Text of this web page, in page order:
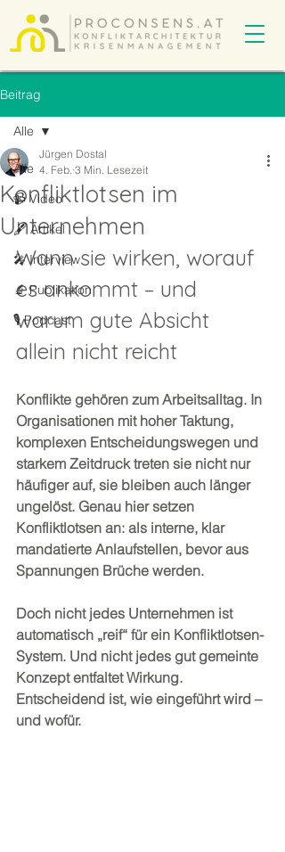
Beitrag
Alle
📹 Video
🖋️ Artikel
🎤 Interview
🔬 Publikation
🎙️ Podcast
Alle
Konfliktlotsen im
Unternehmen
Jürgen Dostal
4. Feb. 3 Min. Lesezeit
Wann sie wirken, worauf
es ankommt – und
warum gute Absicht
allein nicht reicht
Konflikte gehören zum Arbeitsalltag. In
Organisationen mit hoher Taktung,
komplexen Entscheidungswegen und
starkem Zeitdruck treten sie nicht nur
häufiger auf, sie bleiben auch länger
ungelöst. Genau hier setzen
Konfliktlotsen an: als interne, klar
mandatierte Anlaufstellen, bevor aus
Spannungen Brüche werden.
Doch nicht jedes Unternehmen ist
automatisch „reif“ für ein Konfliktlotsen-
System. Und nicht jedes gut gemeinte
Konzept entfaltet Wirkung.
Entscheidend ist, wie eingeführt wird –
und wofür.